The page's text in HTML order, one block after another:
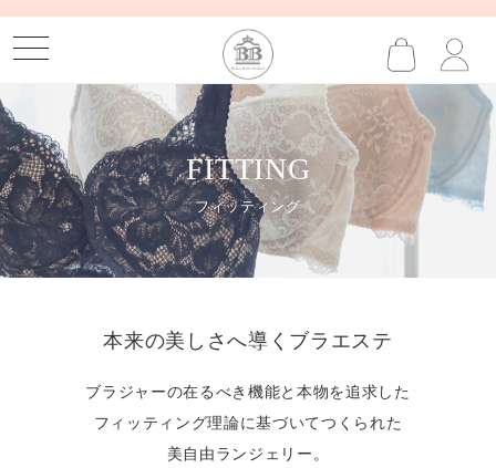
MENU
FITTING
フィッティング
本来の美しさへ導くブラエステ
ブラジャーの在るべき機能と本物を追求した
フィッティング理論に基づいてつくられた
美自由ランジェリー。